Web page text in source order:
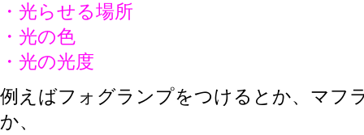
・光らせる場所
・光の色
・光の光度
例えばフォグランプをつけるとか、マフ
か、